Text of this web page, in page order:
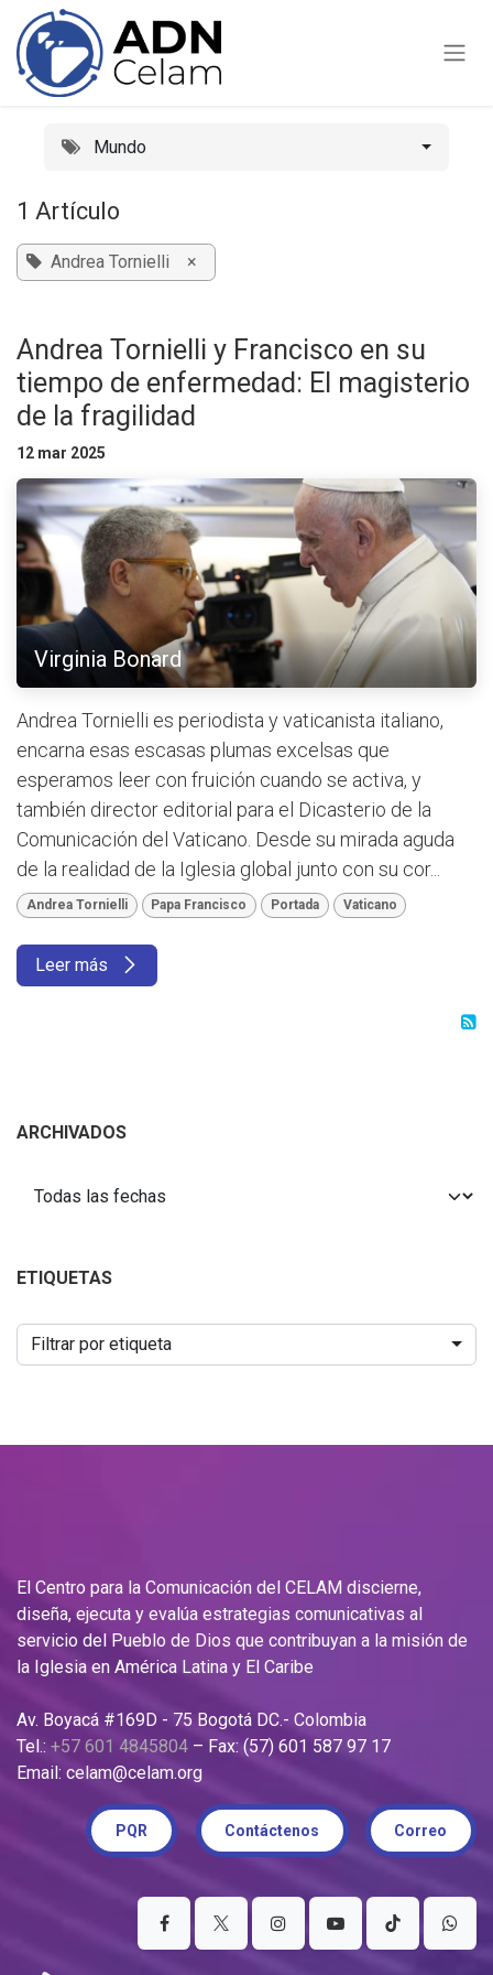
Ir al contenido
Mundo
1 Artículo
Andrea Tornielli ×
Andrea Tornielli y Francisco en su
tiempo de enfermedad: El magisterio
de la fragilidad
12 mar 2025
Virginia Bonard
Andrea Tornielli es periodista y vaticanista italiano,
encarna esas escasas plumas excelsas que
esperamos leer con fruición cuando se activa, y
también director editorial para el Dicasterio de la
Comunicación del Vaticano. Desde su mirada aguda
de la realidad de la Iglesia global junto con su cor...
Andrea Tornielli Papa Francisco Portada Vaticano
Leer más
ARCHIVADOS
ETIQUETAS
Filtrar por etiqueta
El Centro para la Comunicación del CELAM discierne,
diseña, ejecuta y evalúa estrategias comunicativas al
servicio del Pueblo de Dios que contribuyan a la misión de
la Iglesia en América Latina y El Caribe
Av. Boyacá #169D - 75 Bogotá DC.- Colombia
Tel.: +57 601 4845804 – Fax: (57) 601 587 97 17
Email: celam@celam.org
PQR Contáctenos Correo